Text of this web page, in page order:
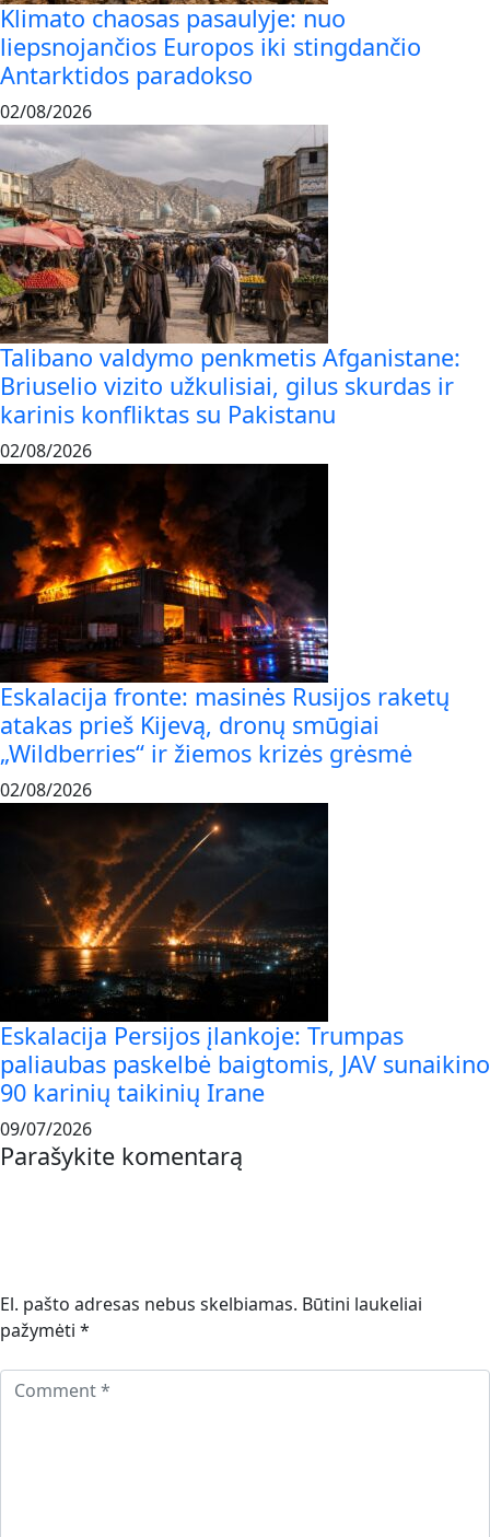
Klimato chaosas pasaulyje: nuo
liepsnojančios Europos iki stingdančio
Antarktidos paradokso
02/08/2026
Talibano valdymo penkmetis Afganistane:
Briuselio vizito užkulisiai, gilus skurdas ir
karinis konfliktas su Pakistanu
02/08/2026
Eskalacija fronte: masinės Rusijos raketų
atakas prieš Kijevą, dronų smūgiai
„Wildberries“ ir žiemos krizės grėsmė
02/08/2026
Eskalacija Persijos įlankoje: Trumpas
paliaubas paskelbė baigtomis, JAV sunaikino
90 karinių taikinių Irane
09/07/2026
Parašykite komentarą
El. pašto adresas nebus skelbiamas. Būtini laukeliai
pažymėti *